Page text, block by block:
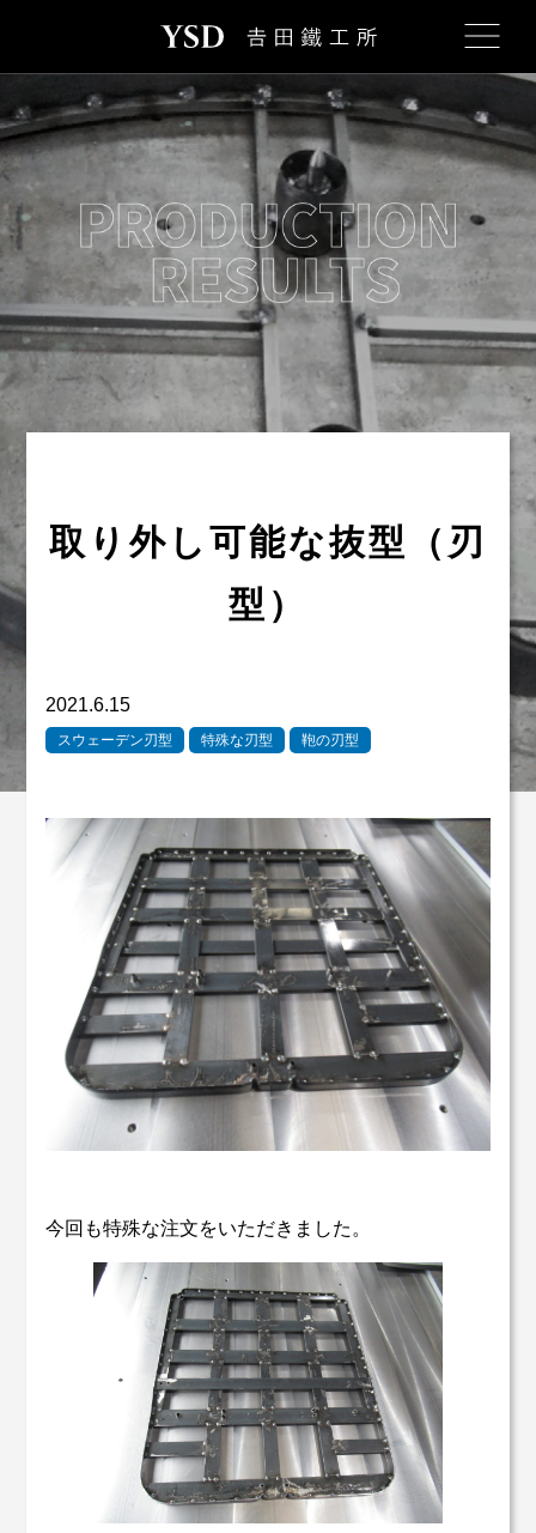
取り外し可能な抜型（刃
型）
2021.6.15
スウェーデン刃型 特殊な刃型 鞄の刃型
今回も特殊な注文をいただきました。